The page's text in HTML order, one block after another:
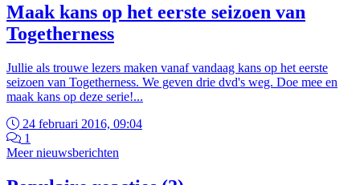
Maak kans op het eerste seizoen van
Togetherness
Jullie als trouwe lezers maken vanaf vandaag kans op het eerste
seizoen van Togetherness. We geven drie dvd's weg. Doe mee en
maak kans op deze serie!...
24 februari 2016, 09:04
1
Meer nieuwsberichten